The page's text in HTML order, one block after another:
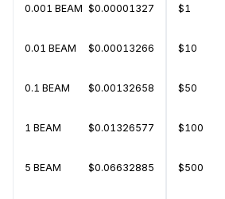
0.001 BEAM $0.00001327
0.01 BEAM $0.00013266
0.1 BEAM $0.00132658
1 BEAM $0.01326577
5 BEAM $0.06632885
$1
$10
$50
$100
$500